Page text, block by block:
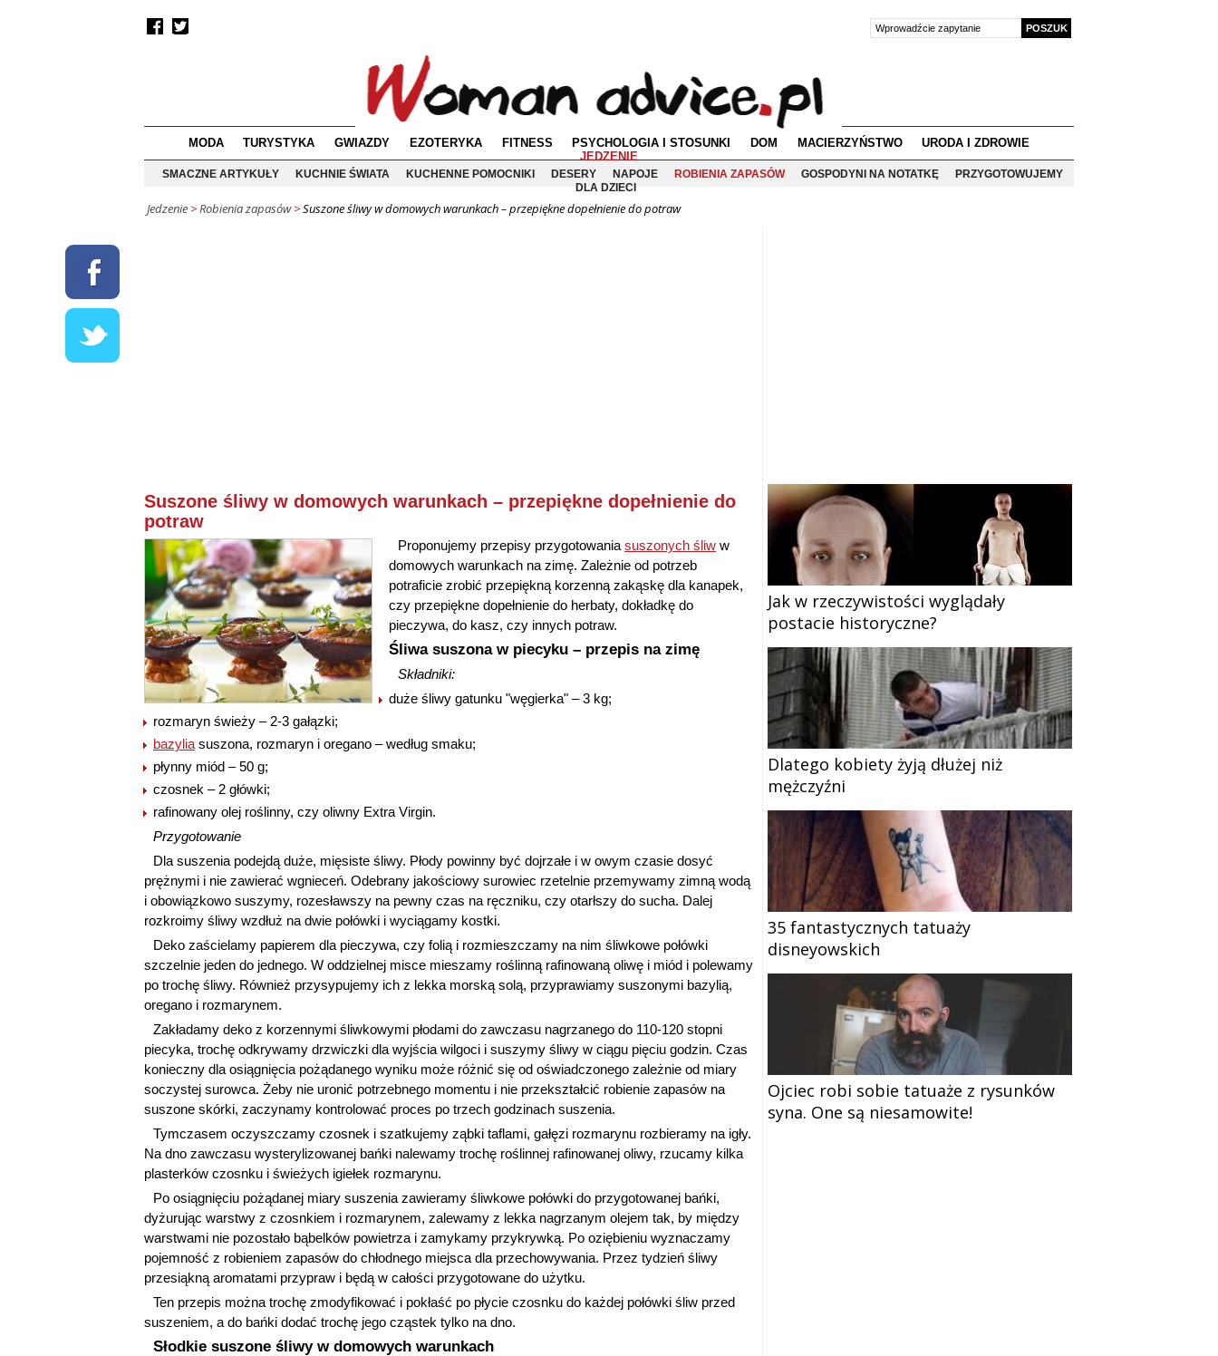
MODA TURYSTYKA GWIAZDY EZOTERYKA FITNESS PSYCHOLOGIA I STOSUNKI DOM MACIERZYŃSTWO
URODA I ZDROWIE
JEDZENIE
SMACZNE ARTYKUŁY
KUCHNIE ŚWIATA KUCHENNE POMOCNIKI DESERY NAPOJE ROBIENIA ZAPASÓW GOSPODYNI NA NOTATKĘ
PRZYGOTOWUJEMY
DLA DZIECI
Jedzenie >Robienia zapasów>Suszone śliwy w domowych warunkach – przepiękne dopełnienie do potraw
Suszone śliwy w domowych warunkach – przepiękne dopełnienie do
potraw
Proponujemy przepisy przygotowania suszonych śliw w
domowych warunkach na zimę. Zależnie od potrzeb
potraficie zrobić przepiękną korzenną zakąskę dla kanapek,
czy przepiękne dopełnienie do herbaty, dokładkę do
pieczywa, do kasz, czy innych potraw.
Śliwa suszona w piecyku – przepis na zimę
Składniki:
duże śliwy gatunku "węgierka" – 3 kg;
rozmaryn świeży – 2-3 gałązki;
bazylia suszona, rozmaryn i oregano – według smaku;
płynny miód – 50 g;
czosnek – 2 główki;
rafinowany olej roślinny, czy oliwny Extra Virgin.
Przygotowanie
Dla suszenia podejdą duże, mięsiste śliwy. Płody powinny być dojrzałe i w owym czasie dosyć
prężnymi i nie zawierać wgnieceń. Odebrany jakościowy surowiec rzetelnie przemywamy zimną wodą
i obowiązkowo suszymy, rozesławszy na pewny czas na ręczniku, czy otarłszy do sucha. Dalej
rozkroimy śliwy wzdłuż na dwie połówki i wyciągamy kostki.
Deko zaścielamy papierem dla pieczywa, czy folią i rozmieszczamy na nim śliwkowe połówki
szczelnie jeden do jednego. W oddzielnej misce mieszamy roślinną rafinowaną oliwę i miód i polewamy
po trochę śliwy. Również przysypujemy ich z lekka morską solą, przyprawiamy suszonymi bazylią,
oregano i rozmarynem.
Zakładamy deko z korzennymi śliwkowymi płodami do zawczasu nagrzanego do 110-120 stopni
piecyka, trochę odkrywamy drzwiczki dla wyjścia wilgoci i suszymy śliwy w ciągu pięciu godzin. Czas
konieczny dla osiągnięcia pożądanego wyniku może różnić się od oświadczonego zależnie od miary
soczystej surowca. Żeby nie uronić potrzebnego momentu i nie przekształcić robienie zapasów na
suszone skórki, zaczynamy kontrolować proces po trzech godzinach suszenia.
Tymczasem oczyszczamy czosnek i szatkujemy ząbki taflami, gałęzi rozmarynu rozbieramy na igły.
Na dno zawczasu wysterylizowanej bańki nalewamy trochę roślinnej rafinowanej oliwy, rzucamy kilka
plasterków czosnku i świeżych igiełek rozmarynu.
Po osiągnięciu pożądanej miary suszenia zawieramy śliwkowe połówki do przygotowanej bańki,
dyżurując warstwy z czosnkiem i rozmarynem, zalewamy z lekka nagrzanym olejem tak, by między
warstwami nie pozostało bąbelków powietrza i zamykamy przykrywką. Po oziębieniu wyznaczamy
pojemność z robieniem zapasów do chłodnego miejsca dla przechowywania. Przez tydzień śliwy
przesiąkną aromatami przypraw i będą w całości przygotowane do użytku.
Ten przepis można trochę zmodyfikować i pokłaść po płycie czosnku do każdej połówki śliw przed
suszeniem, a do bańki dodać trochę jego cząstek tylko na dno.
Słodkie suszone śliwy w domowych warunkach
Jak w rzeczywistości wyglądały
postacie historyczne?
Dlatego kobiety żyją dłużej niż
mężczyźni
35 fantastycznych tatuaży
disneyowskich
Ojciec robi sobie tatuaże z rysunków
syna. One są niesamowite!